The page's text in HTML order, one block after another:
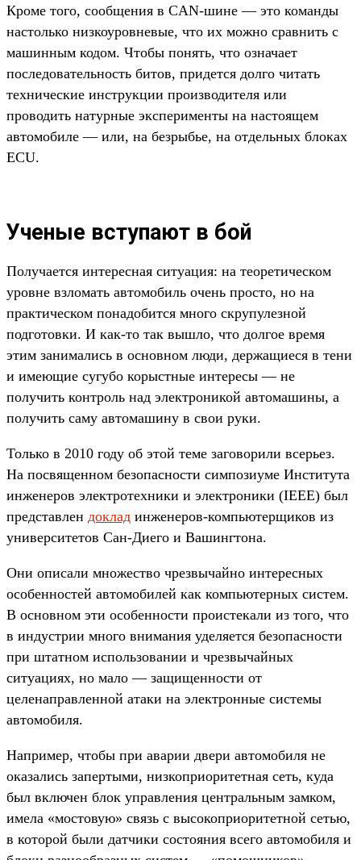
Кроме того, сообщения в CAN-шине — это команды
настолько низкоуровневые, что их можно сравнить с
машинным кодом. Чтобы понять, что означает
последовательность битов, придется долго читать
технические инструкции производителя или
проводить натурные эксперименты на настоящем
автомобиле — или, на безрыбье, на отдельных блоках
ECU.
Ученые вступают в бой
Получается интересная ситуация: на теоретическом
уровне взломать автомобиль очень просто, но на
практическом понадобится много скрупулезной
подготовки. И как-то так вышло, что долгое время
этим занимались в основном люди, держащиеся в тени
и имеющие сугубо корыстные интересы — не
получить контроль над электроникой автомашины, а
получить саму автомашину в свои руки.
Только в 2010 году об этой теме заговорили всерьез.
На посвященном безопасности симпозиуме Института
инженеров электротехники и электроники (IEEE) был
представлен доклад инженеров-компьютерщиков из
университетов Сан-Диего и Вашингтона.
Они описали множество чрезвычайно интересных
особенностей автомобилей как компьютерных систем.
В основном эти особенности проистекали из того, что
в индустрии много внимания уделяется безопасности
при штатном использовании и чрезвычайных
ситуациях, но мало — защищенности от
целенаправленной атаки на электронные системы
автомобиля.
Например, чтобы при аварии двери автомобиля не
оказались запертыми, низкоприоритетная сеть, куда
был включен блок управления центральным замком,
имела «мостовую» связь с высокоприоритетной сетью,
в которой были датчики состояния всего автомобиля и